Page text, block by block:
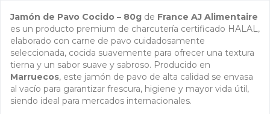
Jamón de Pavo Cocido – 80g de France AJ Alimentaire
es un producto premium de charcutería certificado HALAL,
elaborado con carne de pavo cuidadosamente
seleccionada, cocida suavemente para ofrecer una textura
tierna y un sabor suave y sabroso. Producido en
Marruecos, este jamón de pavo de alta calidad se envasa
al vacío para garantizar frescura, higiene y mayor vida útil,
siendo ideal para mercados internacionales.